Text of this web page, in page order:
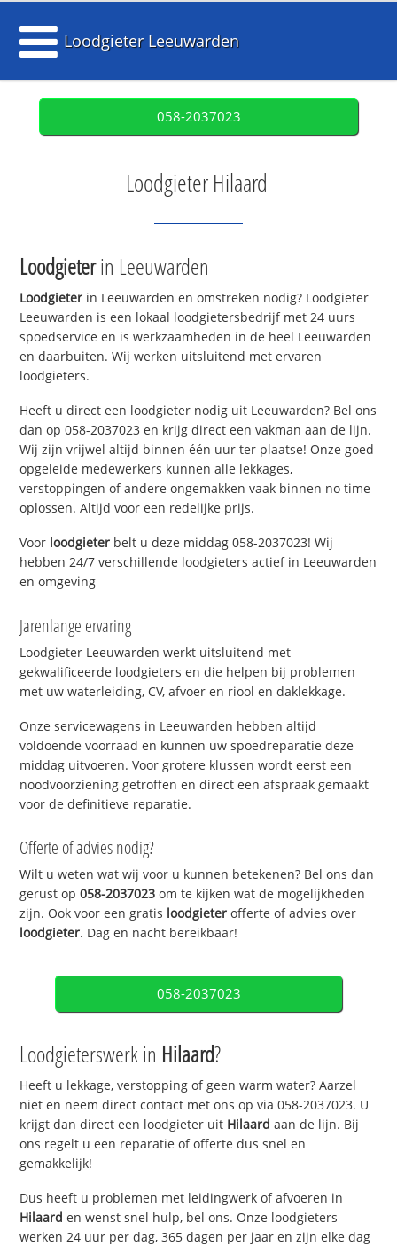
Loodgieter Leeuwarden
058-2037023
Loodgieter Hilaard
Loodgieterin Leeuwarden
Loodgieter in Leeuwarden en omstreken nodig? Loodgieter
Leeuwarden is een lokaal loodgietersbedrijf met 24 uurs
spoedservice en is werkzaamheden in de heel Leeuwarden
en daarbuiten. Wij werken uitsluitend met ervaren
loodgieters.
Heeft u direct een loodgieter nodig uit Leeuwarden? Bel ons
dan op 058-2037023 en krijg direct een vakman aan de lijn.
Wij zijn vrijwel altijd binnen één uur ter plaatse! Onze goed
opgeleide medewerkers kunnen alle lekkages,
verstoppingen of andere ongemakken vaak binnen no time
oplossen. Altijd voor een redelijke prijs.
Voor loodgieter belt u deze middag 058-2037023! Wij
hebben 24/7 verschillende loodgieters actief in Leeuwarden
en omgeving
Jarenlange ervaring
Loodgieter Leeuwarden werkt uitsluitend met
gekwalificeerde loodgieters en die helpen bij problemen
met uw waterleiding, CV, afvoer en riool en daklekkage.
Onze servicewagens in Leeuwarden hebben altijd
voldoende voorraad en kunnen uw spoedreparatie deze
middag uitvoeren. Voor grotere klussen wordt eerst een
noodvoorziening getroffen en direct een afspraak gemaakt
voor de definitieve reparatie.
Offerte of advies nodig?
Wilt u weten wat wij voor u kunnen betekenen? Bel ons dan
gerust op058-2037023 om te kijken wat de mogelijkheden
zijn. Ook voor een gratis loodgieter offerte of advies over
loodgieter. Dag en nacht bereikbaar!
058-2037023
Loodgieterswerk in Hilaard?
Heeft u lekkage, verstopping of geen warm water? Aarzel
niet en neem direct contact met ons op via 058-2037023. U
krijgt dan direct een loodgieter uit Hilaard aan de lijn. Bij
ons regelt u een reparatie of offerte dus snel en
gemakkelijk!
Dus heeft u problemen met leidingwerk of afvoeren in
Hilaard en wenst snel hulp, bel ons. Onze loodgieters
werken 24 uur per dag, 365 dagen per jaar en zijn elke dag